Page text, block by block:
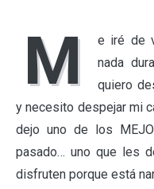
M
e iré de
nada
quiero
y necesito despejar mi
dejo uno de los
pasado… uno que les
disfruten porque está